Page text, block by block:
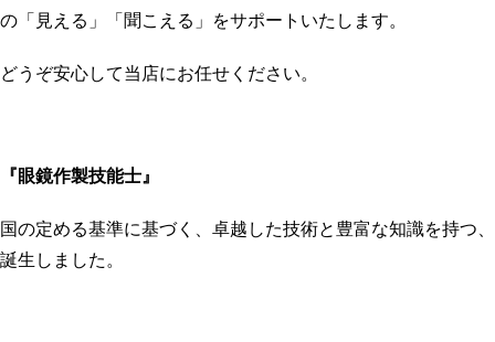
の「見える」「聞こえる」をサポートいたします。
どうぞ安心して当店にお任せください。
『眼鏡作製技能士』
国の定める基準に基づく、卓越した技術と豊富な知識を持つ
誕生しました。